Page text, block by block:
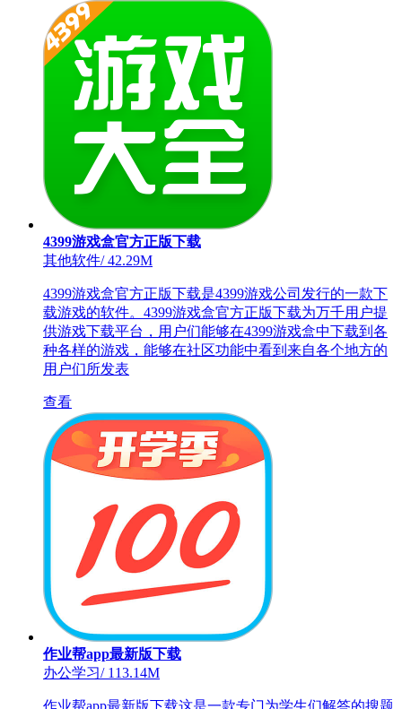
4399游戏盒官方正版下载
其他软件/42.29M
4399游戏盒官方正版下载是4399游戏公司发行的一款下
载游戏的软件。4399游戏盒官方正版下载为万千用户提
供游戏下载平台，用户们能够在4399游戏盒中下载到各
种各样的游戏，能够在社区功能中看到来自各个地方的
用户们所发表
查看
作业帮app最新版下载
办公学习/113.14M
作业帮app最新版下载这是一款专门为学生们解答的搜题